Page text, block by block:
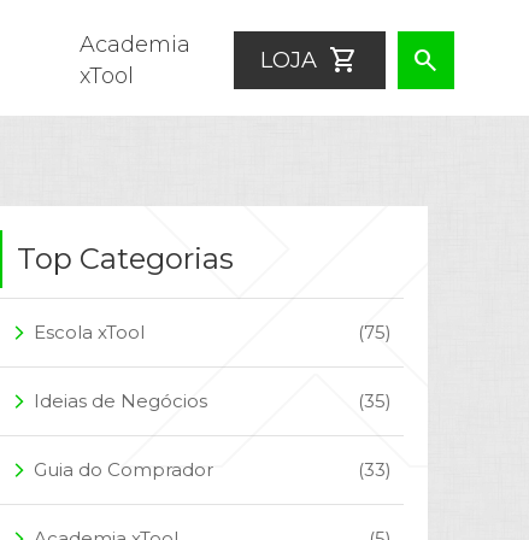
Academia
xTool
LOJA shopping_cart search
Top Categorias
arrow_forward_ios Escola xTool (75)
arrow_forward_ios Ideias de Negócios (35)
arrow_forward_ios Guia do Comprador (33)